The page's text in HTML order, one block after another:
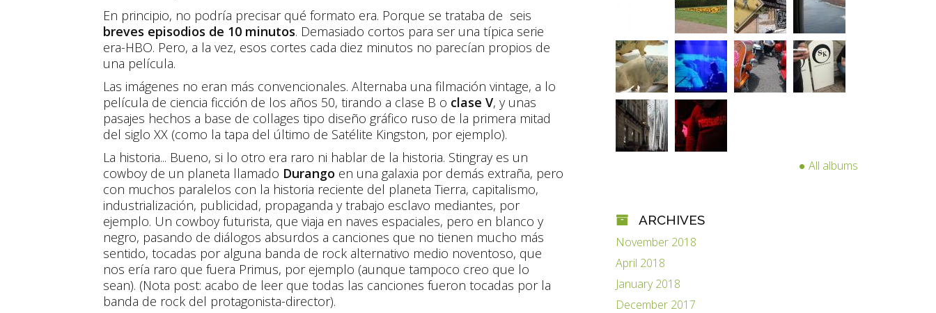
En principio, no podría precisar qué formato era. Porque se trataba de seis
breves episodios de 10 minutos. Demasiado cortos para ser una típica serie
era-HBO. Pero, a la vez, esos cortes cada diez minutos no parecían propios de
una película.
Las imágenes no eran más convencionales. Alternaba una filmación vintage, a lo
película de ciencia ficción de los años 50, tirando a clase B o clase V, y unas
pasajes hechos a base de collages tipo diseño gráfico ruso de la primera mitad
del siglo XX (como la tapa del último de Satélite Kingston, por ejemplo).
La historia... Bueno, si lo otro era raro ni hablar de la historia. Stingray es un
cowboy de un planeta llamado Durango en una galaxia por demás extraña, pero
con muchos paralelos con la historia reciente del planeta Tierra, capitalismo,
industrialización, publicidad, propaganda y trabajo esclavo mediantes, por
ejemplo. Un cowboy futurista, que viaja en naves espaciales, pero en blanco y
negro, pasando de diálogos absurdos a canciones que no tienen mucho más
sentido, tocadas por alguna banda de rock alternativo medio noventoso, que
nos ería raro que fuera Primus, por ejemplo (aunque tampoco creo que lo
sean). (Nota post: acabo de leer que todas las canciones fueron tocadas por la
banda de rock del protagonista-director).
All albums
ARCHIVES
November 2018
April 2018
January 2018
December 2017